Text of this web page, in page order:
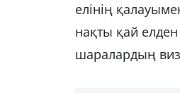
елінің
нақты қай
шаралардың